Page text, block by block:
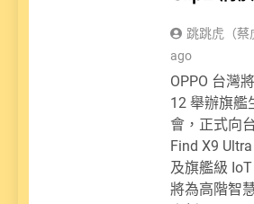
跳跳虎（蔡
ago
OPPO 台灣
12 舉辦旗艦
會，正式向
Find X9
及旗艦級
將為高階智